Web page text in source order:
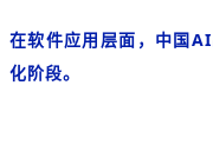
在软件应用层面，中国
化阶段。